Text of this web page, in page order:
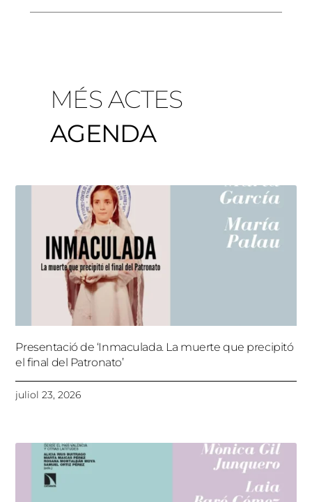
MÉS ACTES
AGENDA
Presentació de ‘Inmaculada. La muerte que precipitó
el final del Patronato’
juliol 23, 2026